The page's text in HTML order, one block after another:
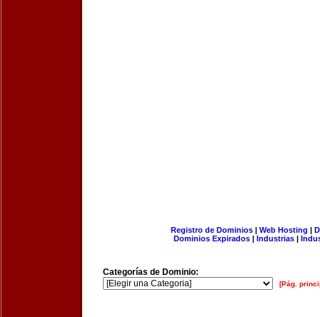
Registro de Dominios| Web Hosting |
Dominios Expirados | Industrias |
Categorías de Dominio:
[Pág.